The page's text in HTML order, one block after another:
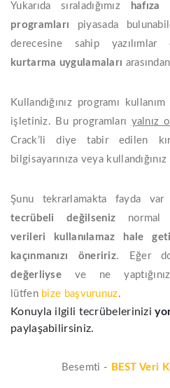
Yukarıda sıraladığımız hafıza
programları piyasada
derecesine sahip
kurtarma uygulamaları
Kullandığınız programı
işletiniz. Bu programları yalnız
Crack’li diye tabir edilen
bilgisayarınıza veya
Şunu tekrarlamakta fayda
tecrübeli değilseniz normal
verileri kullanılamaz hale
kaçınmanızı öneririz. Eğer
değerliyse ve ne
lütfen bize başvurunuz.
Konuyla ilgili tecrübelerinizi
paylaşabilirsiniz.
Besemti - BEST Veri